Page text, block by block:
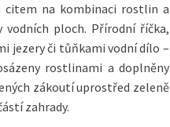
citem na kombinaci rostlin a
ploch. Přírodní říčka,
jezery či tůňkami vodní dílo –
rostlinami a doplněny
zákoutí uprostřed zeleně
zahrady.